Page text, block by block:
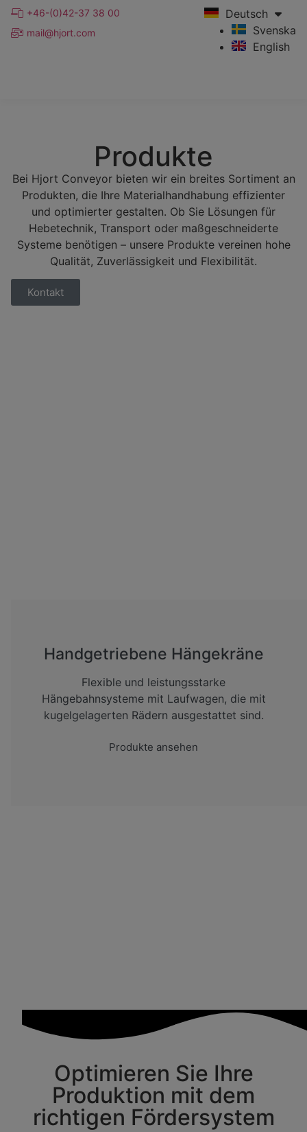
+46-(0)42-37 38 00
mail@hjort.com
Deutsch
Svenska
English
Produkte
Bei Hjort Conveyor bieten wir ein breites Sortiment an
Produkten, die Ihre Materialhandhabung effizienter
und optimierter gestalten. Ob Sie Lösungen für
Hebetechnik, Transport oder maßgeschneiderte
Systeme benötigen – unsere Produkte vereinen hohe
Qualität, Zuverlässigkeit und Flexibilität.
Kontakt
Handgetriebene Hängekräne
Flexible und leistungsstarke
Hängebahnsysteme mit Laufwagen, die mit
kugelgelagerten Rädern ausgestattet sind.
Produkte ansehen
Optimieren Sie Ihre
Produktion mit dem
richtigen Fördersystem